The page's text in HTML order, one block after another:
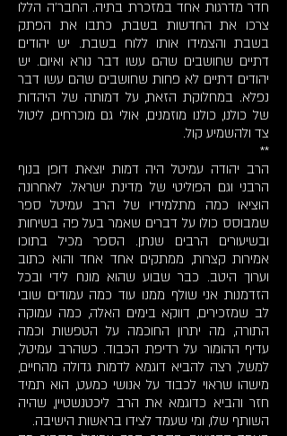
חדר מדרגות אחד במזכרת בתיה. החבר'ה הללו
צרכו את החדשות בשבת, כתבו את הפתק
בשבת והצמידו אותו ללוח בשבת. יש יהודים
דתיים שחושבים שהם עשו דבר נורא ואיום. יש
יהודים דתיים לא פחות שחושבים שהם עשו דבר
נפלא. במחלוקת הזאת, על דמותה של היהדות
של כולנו, כולנו מוזמנים, אולי גם מוכרחים, ליטול
צד ולהשמיע קול.
**
הרב יהודה עמיטל היה דמות יוצאת דופן בנוף
הרבני וגם הפוליטי של מדינת ישראל. לאחרונה
הוציאו כמה מתלמידיו של הרב עמיטל ספר
שמבוסס כולו על דברים שאמר בעל פה בשיחות
ובשיעורים הרבים שנתן. הספר מכיל בתוכו
אמירות קצרות, ממתקים אחד אחד והוא כתוב
וערוך היטב. כבר שבוע שהוא מונח לידי ובכל
הזדמנות אני שולף ממנו עוד כמה עמודים שובי
לב שמזכירים, דווקא בימים האלה, כמה עמוקה
התורה, מה יתרון החוכמה על הטפשות וכמה
עדיף ההומור על רדיפת הכבוד. כשהרב עמיטל,
למשל, רצה להביא דוגמא לדמות גדולה מהחיים,
מישהו שראוי לכבוד על אנושי כמעט, הוא תמיד
חזר והביא כדוגמא את הרב ליכטנשטיין, שהיה
השותף שלו, ומי שעמד לצידו בראשות הישיבה.